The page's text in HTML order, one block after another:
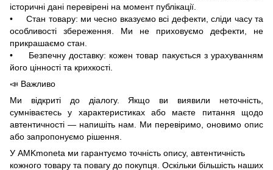
історичні дані перевірені на момент публікації.
• Стан товару: ми чесно вказуємо всі дефекти, сліди часу та
особливості збереження. Ми не приховуємо дефекти, не
прикрашаємо стан.
• Безпечну доставку: кожен товар пакується з урахуванням
його цінності та крихкості.
📣 Важливо
Ми відкриті до діалогу. Якщо ви виявили неточність,
сумніваєтесь у характеристиках або маєте питання щодо
автентичності — напишіть нам. Ми перевіримо, оновимо опис
або запропонуємо рішення.
У AMKmoneta ми гарантуємо точність опису, автентичність
кожного товару та повагу до покупця. Оскільки більшість наших